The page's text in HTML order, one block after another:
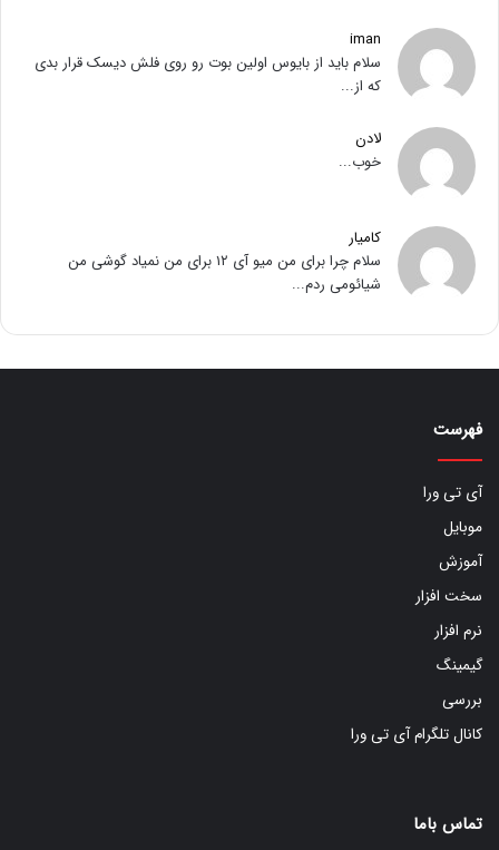
iman
سلام باید از بایوس اولین بوت رو روی فلش دیسک قرار بدی
که از...
لادن
خوب...
کامیار
سلام چرا برای من میو آی ۱۲ برای من نمیاد گوشی من
شیائومی ردم...
فهرست
آی تی ورا
موبایل
آموزش
سخت افزار
نرم افزار
گیمینگ
بررسی
کانال تلگرام آی تی ورا
تماس باما